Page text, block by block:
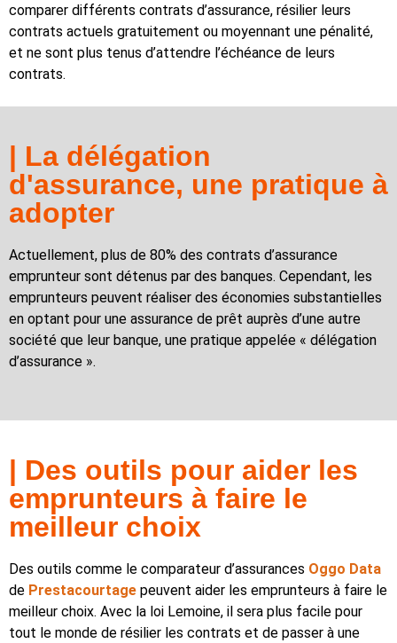
comparer différents contrats d’assurance, résilier leurs
contrats actuels gratuitement ou moyennant une pénalité,
et ne sont plus tenus d’attendre l’échéance de leurs
contrats.
| La délégation
d'assurance, une pratique à
adopter
Actuellement, plus de 80% des contrats d’assurance
emprunteur sont détenus par des banques. Cependant, les
emprunteurs peuvent réaliser des économies substantielles
en optant pour une assurance de prêt auprès d’une autre
société que leur banque, une pratique appelée « délégation
d’assurance ».
| Des outils pour aider les
emprunteurs à faire le
meilleur choix
Des outils comme le comparateur d’assurances Oggo Data
de Prestacourtage peuvent aider les emprunteurs à faire le
meilleur choix. Avec la loi Lemoine, il sera plus facile pour
tout le monde de résilier les contrats et de passer à une